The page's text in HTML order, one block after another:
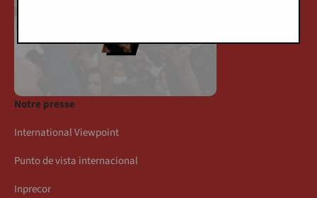
Notre presse
International Viewpoint
Punto de vista internacional
Inprecor